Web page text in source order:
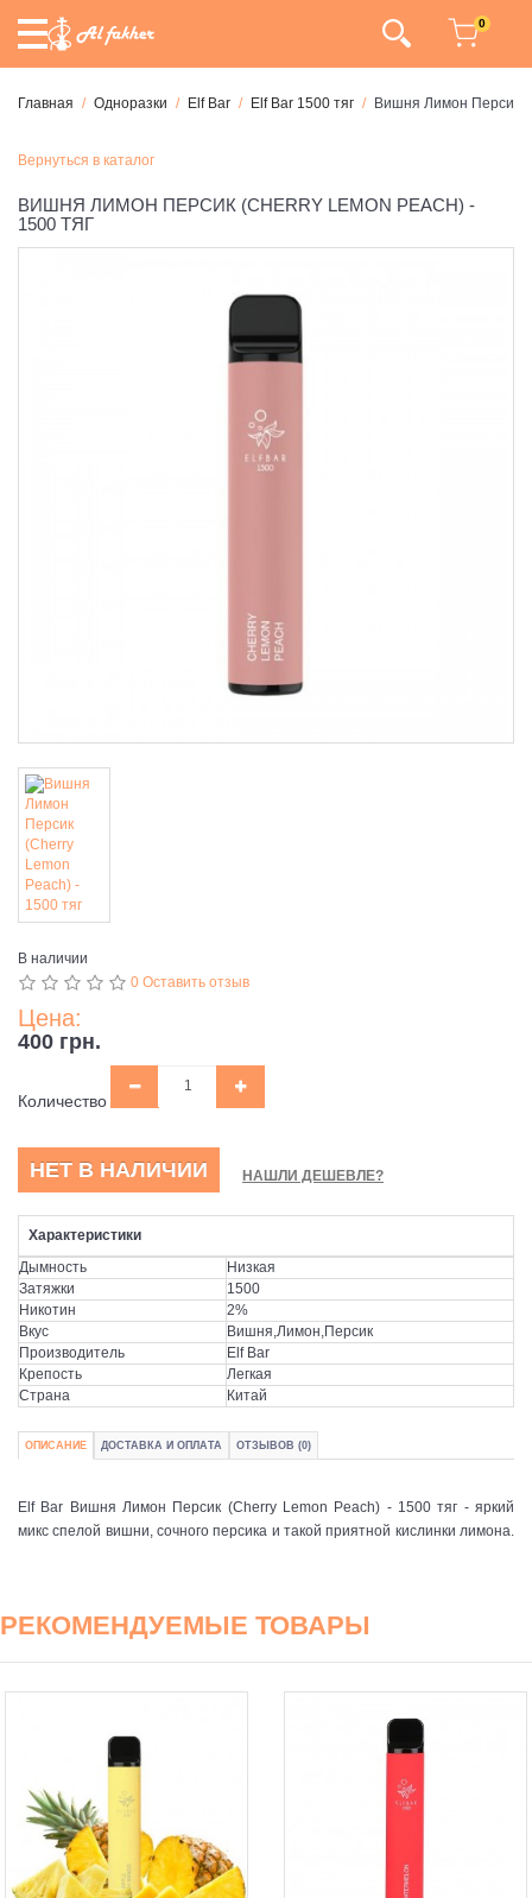
0
Главная Одноразки Elf Bar Elf Bar 1500 тяг Вишня Лимон Персик
Вернуться в каталог
ВИШНЯ ЛИМОН ПЕРСИК (CHERRY LEMON PEACH) -
1500 ТЯГ
В наличии
0 Оставить отзыв
Цена:
400 грн.
Количество
НЕТ В НАЛИЧИИ НАШЛИ ДЕШЕВЛЕ?
Характеристики
Дымность
Низкая
Затяжки
1500
Никотин
2%
Вкус
Вишня,Лимон,Персик
Производитель
Elf Bar
Крепость
Легкая
Страна
Китай
ОПИСАНИЕ ДОСТАВКА И ОПЛАТА ОТЗЫВОВ (0)
Elf Bar Вишня Лимон Персик (Cherry Lemon Peach) - 1500 тяг - яркий
микс спелой вишни, сочного персика и такой приятной кислинки лимона.
РЕКОМЕНДУЕМЫЕ ТОВАРЫ